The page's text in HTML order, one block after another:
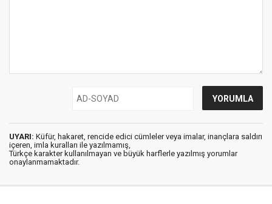
UYARI: Küfür, hakaret, rencide edici cümleler veya imalar, inançlara saldırı
içeren, imla kuralları ile yazılmamış,
Türkçe karakter kullanılmayan ve büyük harflerle yazılmış yorumlar
onaylanmamaktadır.